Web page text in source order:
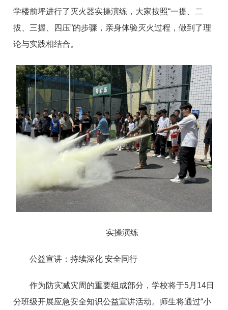
学楼前坪进行了灭火器实操演练，大家按照“一提、二
拔、三握、四压”的步骤，亲身体验灭火过程，做到了理
论与实践相结合。
实操演练
公益宣讲：持续深化 安全同行
作为防灾减灾周的重要组成部分，学校将于5月14日
分班级开展应急安全知识公益宣讲活动。师生将通过“小